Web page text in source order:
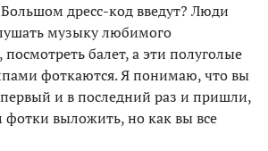
дресс-код введут? Люди
музыку любимого
посмотреть балет, а эти полуголые
фоткаются. Я понимаю, что вы
и в последний раз и пришли,
выложить, но как вы все